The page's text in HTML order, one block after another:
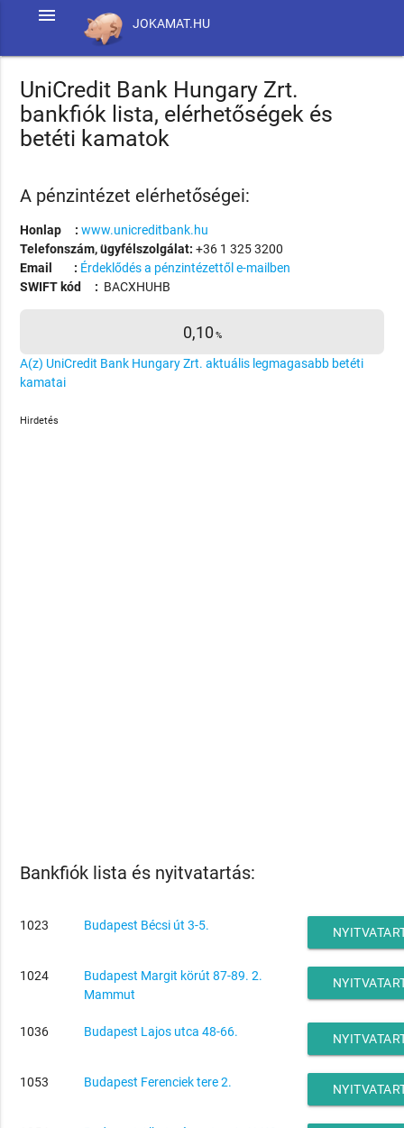
JOKAMAT.HU
menu
UniCredit Bank Hungary Zrt.
bankfiók lista, elérhetőségek és
betéti kamatok
A pénzintézet elérhetőségei:
Honlap : www.unicreditbank.hu
Telefonszám, ügyfélszolgálat: +36 1 325 3200
Email : Érdeklődés a pénzintézettől e-mailben
SWIFT kód : BACXHUHB
0,10 %
A(z) UniCredit Bank Hungary Zrt. aktuális legmagasabb betéti
kamatai
Hirdetés
Bankfiók lista és nyitvatartás:
1023 Budapest Bécsi út 3-5.
1024
Budapest Margit körút 87-89. 2.
Mammut
1036 Budapest Lajos utca 48-66.
1053 Budapest Ferenciek tere 2.